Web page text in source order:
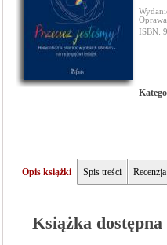
ISBN:
Opis książki Spis treści Recenzja
Książka